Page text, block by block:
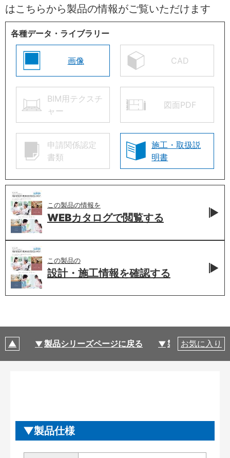
はこちらから製品の情報がご覧いただけます
各種データ・ライブラリー
画像 CAD
BIM用テクスチ
ャー
図面PDF
申請関係認定
書類
施工・取扱説
明書
この製品の情報を
WEBカタログで閲覧する
この製品の
設計・施工情報を確認する
製品シリーズページに戻る 製品仕様
お気に入り
製品仕様